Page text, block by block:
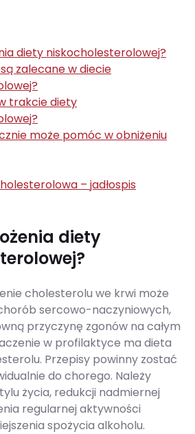
diety niskocholesterolowej?
zalecane w diecie
trakcie diety
może pomóc w obniżeniu
– jadłospis
diety
cholesterolu we krwi może
sercowo-naczyniowych,
przyczynę zgonów na całym
w profilaktyce ma dieta
Przepisy powinny zostać
do chorego. Należy
życia, redukcji nadmiernej
regularnej aktywności
spożycia alkoholu.